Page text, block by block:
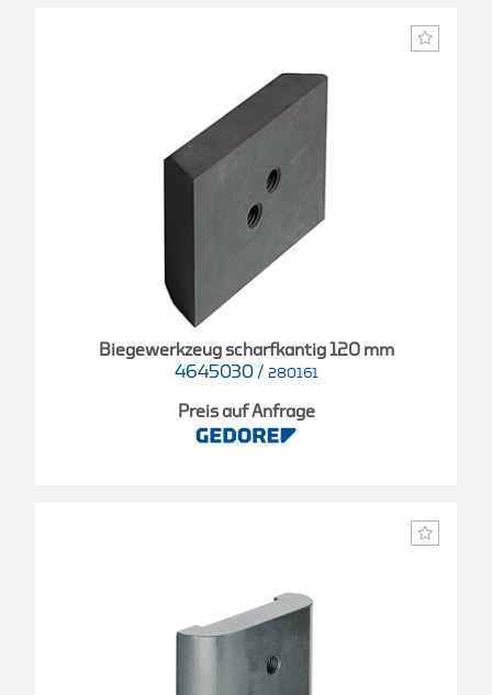
Biegewerkzeug scharfkantig 120 mm
4645030 / 280161
Preis auf Anfrage